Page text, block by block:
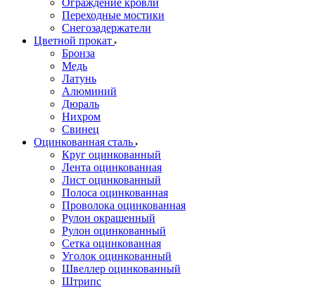
Ограждение кровли
Переходные мостики
Снегозадержатели
Цветной прокат
Бронза
Медь
Латунь
Алюминий
Дюраль
Нихром
Свинец
Оцинкованная сталь
Круг оцинкованный
Лента оцинкованная
Лист оцинкованный
Полоса оцинкованная
Проволока оцинкованная
Рулон окрашенный
Рулон оцинкованный
Сетка оцинкованная
Уголок оцинкованный
Швеллер оцинкованный
Штрипс